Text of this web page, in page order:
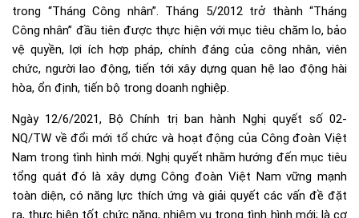
trong “Tháng Công nhân”. Tháng 5/2012 trở thành “Tháng
Công nhân” đầu tiên được thực hiện với mục tiêu chăm lo, bảo
vệ quyền, lợi ích hợp pháp, chính đáng của công nhân, viên
chức, người lao động, tiến tới xây dựng quan hệ lao động hài
hòa, ổn định, tiến bộ trong doanh nghiệp.
Ngày 12/6/2021, Bộ Chính trị ban hành Nghị quyết số 02-
NQ/TW về đổi mới tổ chức và hoạt động của Công đoàn Việt
Nam trong tình hình mới. Nghị quyết nhằm hướng đến mục tiêu
tổng quát đó là xây dựng Công đoàn Việt Nam vững mạnh
toàn diện, có năng lực thích ứng và giải quyết các vấn đề đặt
ra, thực hiện tốt chức năng, nhiệm vụ trong tình hình mới; là cơ